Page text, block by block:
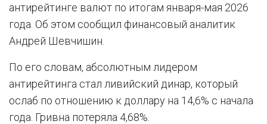
антирейтинге валют по итогам января-мая 2026
года. Об этом сообщил финансовый аналитик
Андрей Шевчишин.
По его словам, абсолютным лидером
антирейтинга стал ливийский динар, который
ослаб по отношению к доллару на 14,6% с начала
года. Гривна потеряла 4,68%.